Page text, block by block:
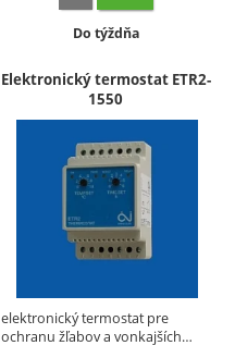
Dostupnosť:
Do týždňa
Elektronický termostat ETR2-
1550
elektronický termostat pre
ochranu žľabov a vonkajších…